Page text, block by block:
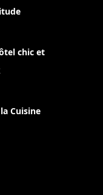
chic et
Cuisine